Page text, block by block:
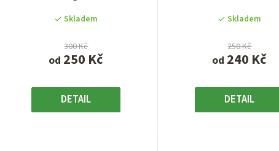
Skladem
od 250 Kč
300 Kč
DETAIL
hvězdiček.
Skladem
od 240 Kč
250 Kč
DETAIL
hvězdiček.